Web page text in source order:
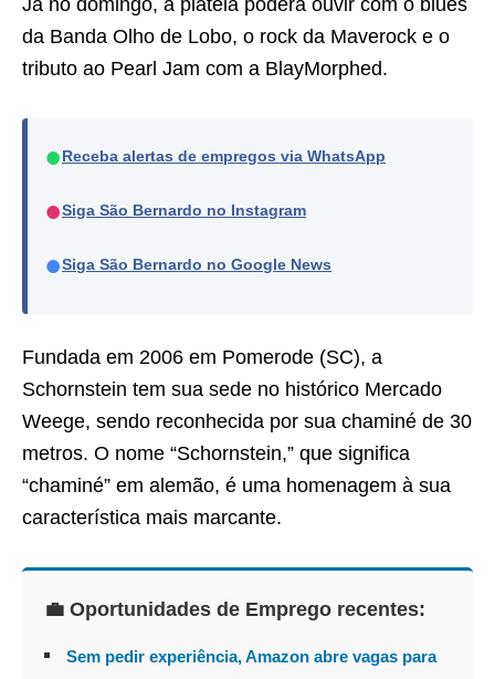
Já no domingo, a plateia poderá ouvir com o blues
da Banda Olho de Lobo, o rock da Maverock e o
tributo ao Pearl Jam com a BlayMorphed.
● Receba alertas de empregos via WhatsApp
●Siga São Bernardo no Instagram
●Siga São Bernardo no Google News
Fundada em 2006 em Pomerode (SC), a
Schornstein tem sua sede no histórico Mercado
Weege, sendo reconhecida por sua chaminé de 30
metros. O nome “Schornstein,” que significa
“chaminé” em alemão, é uma homenagem à sua
característica mais marcante.
💼 Oportunidades de Emprego recentes:
Sem pedir experiência, Amazon abre vagas para